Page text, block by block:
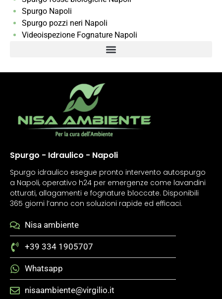
Spurgo Napoli
Spurgo pozzi neri Napoli
Videoispezione Fognature Napoli
Spurgo - Idraulico - Napoli
Spurgo idraulico esegue pronto intervento autospurgo
a Napoli, operativo h24 per emergenze come lavandini
otturati, allagamenti e fognature bloccate. Disponibili
365 giorni l’anno con soluzioni rapide ed efficaci.
Nisa ambiente
+39 334 1905707
Whatsapp
nisaambiente@virgilio.it